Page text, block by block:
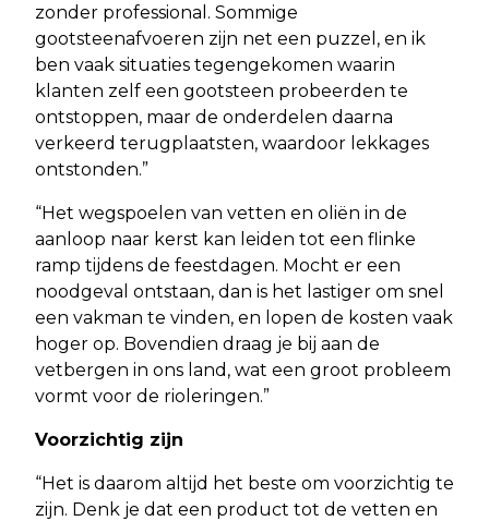
zonder professional. Sommige
gootsteenafvoeren zijn net een puzzel, en ik
ben vaak situaties tegengekomen waarin
klanten zelf een gootsteen probeerden te
ontstoppen, maar de onderdelen daarna
verkeerd terugplaatsten, waardoor lekkages
ontstonden.”
“Het wegspoelen van vetten en oliën in de
aanloop naar kerst kan leiden tot een flinke
ramp tijdens de feestdagen. Mocht er een
noodgeval ontstaan, dan is het lastiger om snel
een vakman te vinden, en lopen de kosten vaak
hoger op. Bovendien draag je bij aan de
vetbergen in ons land, wat een groot probleem
vormt voor de rioleringen.”
Voorzichtig zijn
“Het is daarom altijd het beste om voorzichtig te
zijn. Denk je dat een product tot de vetten en